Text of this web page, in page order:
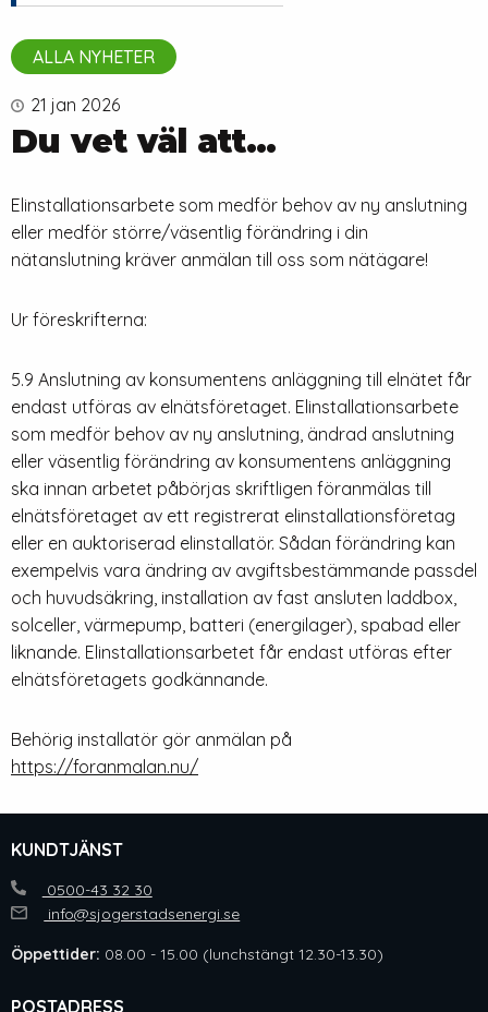
ALLA NYHETER
21 jan 2026
Du vet väl att…
Elinstallationsarbete som medför behov av ny anslutning
eller medför större/väsentlig förändring i din
nätanslutning kräver anmälan till oss som nätägare!
Ur föreskrifterna:
5.9 Anslutning av konsumentens anläggning till elnätet får
endast utföras av elnätsföretaget. Elinstallationsarbete
som medför behov av ny anslutning, ändrad anslutning
eller väsentlig förändring av konsumentens anläggning
ska innan arbetet påbörjas skriftligen föranmälas till
elnätsföretaget av ett registrerat elinstallationsföretag
eller en auktoriserad elinstallatör. Sådan förändring kan
exempelvis vara ändring av avgiftsbestämmande passdel
och huvudsäkring, installation av fast ansluten laddbox,
solceller, värmepump, batteri (energilager), spabad eller
liknande. Elinstallationsarbetet får endast utföras efter
elnätsföretagets godkännande.
Behörig installatör gör anmälan på
https://foranmalan.nu/
KUNDTJÄNST
0500-43 32 30
info@sjogerstadsenergi.se
Öppettider: 08.00 - 15.00 (lunchstängt 12.30-13.30)
POSTADRESS